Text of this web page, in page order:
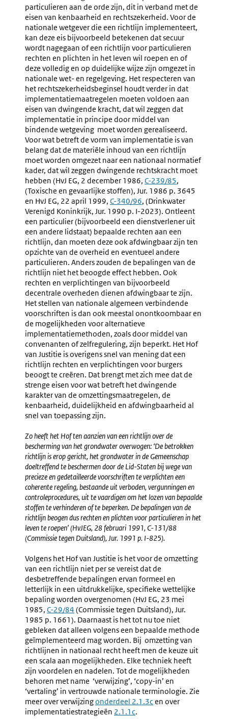
particulieren aan de orde zijn, dit in verband met de
eisen van kenbaarheid en rechtszekerheid. Voor de
nationale wetgever die een richtlijn implementeert,
kan deze eis bijvoorbeeld betekenen dat secuur
wordt nagegaan of een richtlijn voor particulieren
rechten en plichten in het leven wil roepen en of
deze volledig en op duidelijke wijze zijn omgezet in
nationale wet- en regelgeving. Het respecteren van
het rechtszekerheidsbeginsel houdt verder in dat
implementatiemaatregelen moeten voldoen aan
eisen van dwingende kracht, dat wil zeggen dat
implementatie in principe door middel van
bindende wetgeving moet worden gerealiseerd.
Voor wat betreft de vorm van implementatie is van
belang dat de materiële inhoud van een richtlijn
moet worden omgezet naar een nationaal normatief
kader, dat wil zeggen dwingende rechtskracht moet
hebben (HvJ EG, 2 december 1986, Externe
link:
C-239/85,
(Toxische en gevaarlijke stoffen), Jur. 1986 p. 3645
en HvJ EG, 22 april 1999, Externe
link:
C-340/96, (Drinkwater
Verenigd Koninkrijk, Jur. 1990 p. I-2023). Ontleent
een particulier (bijvoorbeeld een dienstverlener uit
een andere lidstaat) bepaalde rechten aan een
richtlijn, dan moeten deze ook afdwingbaar zijn ten
opzichte van de overheid en eventueel andere
particulieren. Anders zouden de bepalingen van de
richtlijn niet het beoogde effect hebben. Ook
rechten en verplichtingen van bijvoorbeeld
decentrale overheden dienen afdwingbaar te zijn.
Het stellen van nationale algemeen verbindende
voorschriften is dan ook meestal onontkoombaar en
de mogelijkheden voor alternatieve
implementatiemethoden, zoals door middel van
convenanten of zelfregulering, zijn beperkt. Het Hof
van Justitie is overigens snel van mening dat een
richtlijn rechten en verplichtingen voor burgers
beoogt te creëren. Dat brengt met zich mee dat de
strenge eisen voor wat betreft het dwingende
karakter van de omzettingsmaatregelen, de
kenbaarheid, duidelijkheid en afdwingbaarheid al
snel van toepassing zijn.
Zo heeft het Hof ten aanzien van een richtlijn over de
bescherming van het grondwater overwogen: ‘De betrokken
richtlijn is erop gericht, het grondwater in de Gemeenschap
doeltreffend te beschermen door de Lid-Staten bij wege van
precieze en gedetailleerde voorschriften te verplichten een
coherente regeling, bestaande uit verboden, vergunningen en
controleprocedures, uit te vaardigen om het lozen van bepaalde
stoffen te verhinderen of te beperken. De bepalingen van de
richtlijn beogen dus rechten en plichten voor particulieren in het
leven te roepen’ (HvJEG, 28 februari 1991, C-131/88
(Commissie tegen Duitsland), Jur. 1991 p. I-825).
Volgens het Hof van Justitie is het voor de omzetting
van een richtlijn niet per se vereist dat de
desbetreffende bepalingen ervan formeel en
letterlijk in een uitdrukkelijke, specifieke wettelijke
bepaling worden overgenomen (HvJ EG, 23 mei
1985, Externe
link:
C-29/84 (Commissie tegen Duitsland), Jur.
1985 p. 1661). Daarnaast is het tot nu toe niet
gebleken dat alleen volgens een bepaalde methode
geïmplementeerd mag worden. Bij omzetting van
richtlijnen in nationaal recht heeft men de keuze uit
een scala aan mogelijkheden. Elke techniek heeft
zijn voordelen en nadelen. Tot de mogelijkheden
behoren met name ‘verwijzing’, ‘copy-in’ en
‘vertaling’ in vertrouwde nationale terminologie. Zie
meer over verwijzingonderdeel 2.1.3c en over
implementatiestrategieën 2.1.1c.